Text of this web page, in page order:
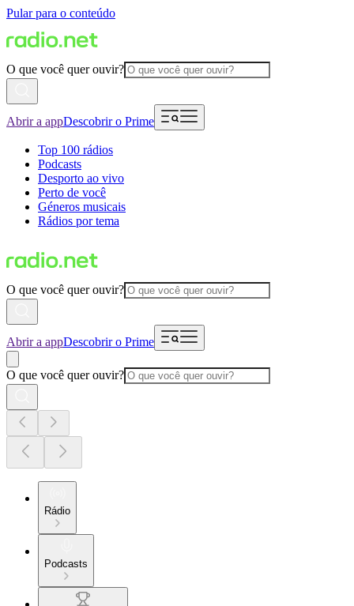
Pular para o conteúdo
O que você quer ouvir?
Abrir a appDescobrir o Prime
Top 100 rádios
Podcasts
Desporto ao vivo
Perto de você
Géneros musicais
Rádios por tema
O que você quer ouvir?
Abrir a appDescobrir o Prime
O que você quer ouvir?
Rádio
Podcasts